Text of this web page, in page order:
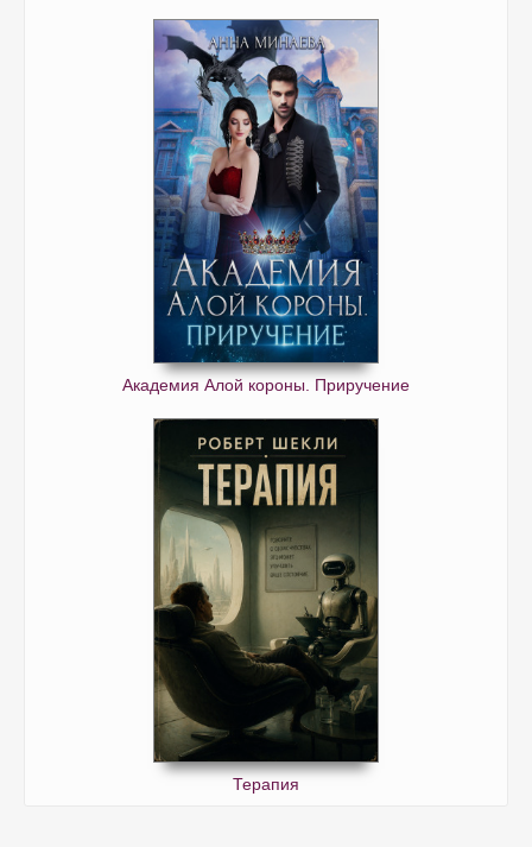
Академия Алой короны. Приручение
Терапия